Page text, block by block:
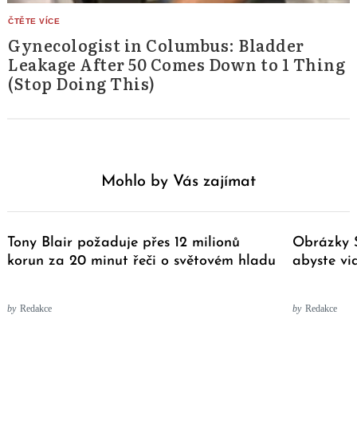
Gynecologist in Columbus: Bladder
Leakage After 50 Comes Down to 1 Thing
(Stop Doing This)
Mohlo by Vás zajímat
Tony Blair požaduje přes 12 milionů
korun za 20 minut řeči o světovém hladu
by Redakce
Obrázky
abyste
by Redakce